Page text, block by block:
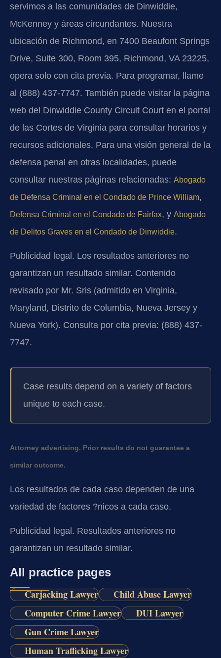
servimos a las comunidades de Dinwiddie,
McKenney y áreas circundantes. Nuestra
ubicación de Richmond, en 7400 Beaufont Springs
Drive, Suite 300, Room 395, Richmond, VA 23225,
opera solo con cita previa. Para programar, llame
al (888) 437-7747. También puede visitar la página
web del Dinwiddie County Circuit Court en el portal
de las Cortes de Virginia para consultar horarios y
recursos adicionales. Para una visión general de la
defensa penal en otras localidades, puede
consultar nuestras páginas relacionadas: Abogado
de Defensa Criminal en el Condado de Prince William,
Defensa Criminal en el Condado de Fairfax, y Abogado
de Delitos Graves en el Condado de Dinwiddie.
Publicidad legal. Los resultados anteriores no
garantizan un resultado similar. Contenido
revisado por Mr. Sris (admitido en Virginia,
Maryland, Distrito de Columbia, Nueva Jersey y
Nueva York). Consulta por cita previa: (888) 437-
7747.
Case results depend on a variety of factors
unique to each case.
Attorney advertising. Prior results do not guarantee a
similar outcome.
Los resultados de cada caso dependen de una
variedad de factores ?nicos a cada caso.
Publicidad legal. Resultados anteriores no
garantizan un resultado similar.
All practice pages
Carjacking Lawyer
Child Abuse Lawyer
Computer Crime Lawyer
DUI Lawyer
Gun Crime Lawyer
Human Trafficking Lawyer